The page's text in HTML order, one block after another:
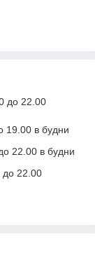
до 22.00
19.00 в будни
22.00 в будни
до 22.00